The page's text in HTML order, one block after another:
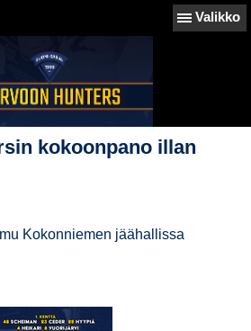
Valikko
kokoonpano illan
Kokonniemen jäähallissa